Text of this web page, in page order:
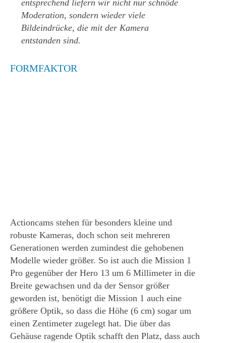
entsprechend liefern wir nicht nur schnöde
Moderation, sondern wieder viele
Bildeindrücke, die mit der Kamera
entstanden sind.
FORMFAKTOR
Actioncams stehen für besonders kleine und
robuste Kameras, doch schon seit mehreren
Generationen werden zumindest die gehobenen
Modelle wieder größer. So ist auch die Mission 1
Pro gegenüber der Hero 13 um 6 Millimeter in die
Breite gewachsen und da der Sensor größer
geworden ist, benötigt die Mission 1 auch eine
größere Optik, so dass die Höhe (6 cm) sogar um
einen Zentimeter zugelegt hat. Die über das
Gehäuse ragende Optik schafft den Platz, dass auch